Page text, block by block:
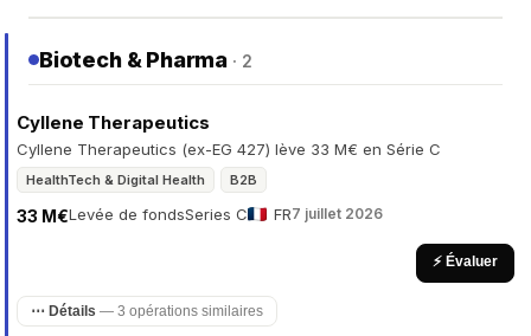
Biotech & Pharma · 2
Cyllene Therapeutics
Cyllene Therapeutics (ex-EG 427) lève 33 M€ en Série C
HealthTech & Digital Health B2B
Levée de fonds
33 M€ Series C FR7 juillet 2026
⚡ Évaluer
⋯ Détails — 3 opérations similaires